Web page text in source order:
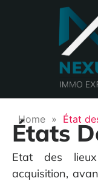
Home » État
États
Etat des
acquisition,